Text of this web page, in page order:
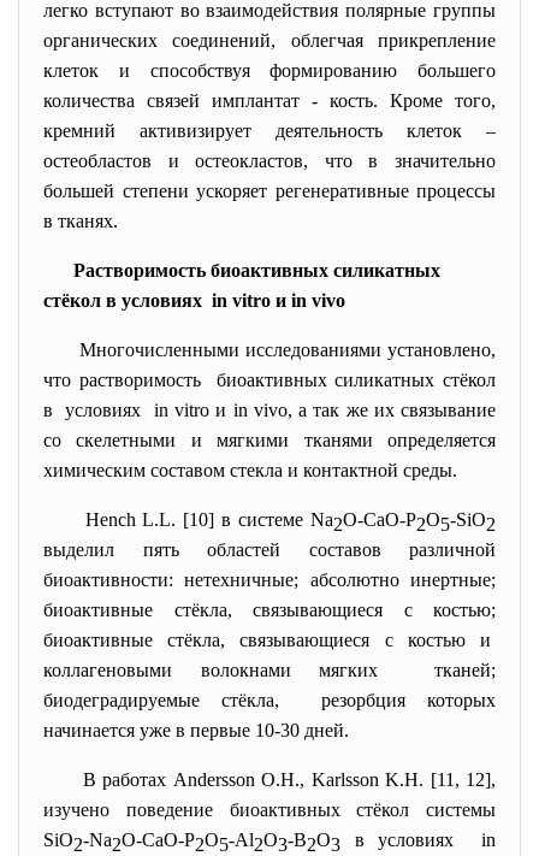
легко вступают во взаимодействия полярные группы
органических соединений, облегчая прикрепление
клеток и способствуя формированию большего
количества связей имплантат - кость. Кроме того,
кремний активизирует деятельность клеток –
остеобластов и остеокластов, что в значительно
большей степени ускоряет регенеративные процессы
в тканях.
Растворимость биоактивных силикатных
стёкол в условиях in vitro и in vivo
Многочисленными исследованиями установлено,
что растворимость биоактивных силикатных стёкол
в условиях in vitro и in vivo, а так же их связывание
со скелетными и мягкими тканями определяется
химическим составом стекла и контактной среды.
Hench L.L. [10] в системе Na2O-CaO-P2O5-SiO2
выделил пять областей составов различной
биоактивности: нетехничные; абсолютно инертные;
биоактивные стёкла, связывающиеся с костью;
биоактивные стёкла, связывающиеся с костью и
коллагеновыми волокнами мягких тканей;
биодеградируемые стёкла, резорбция которых
начинается уже в первые 10-30 дней.
В работах Andersson O.H., Karlsson K.H. [11, 12],
изучено поведение биоактивных стёкол системы
SiO2-Na2O-CaO-P2O5-Al2O3-B2O3 в условиях in